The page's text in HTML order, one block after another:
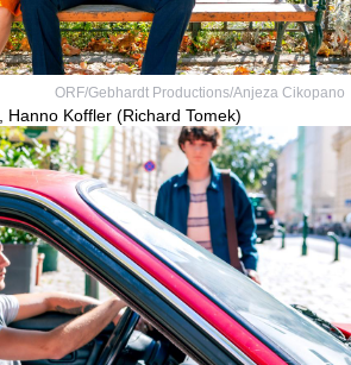
ORF/Gebhardt Productions/Anjeza Cikopano
Hanno Koffler (Richard Tomek)